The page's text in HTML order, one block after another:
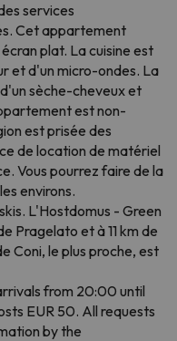
services
Cet appartement
plat. La cuisine est
et d'un micro-ondes. La
sèche-cheveux et
est non-
est prisée des
de location de matériel
Vous pourrez faire de la
environs.
L'Hostdomus - Green
Pragelato et à 11 km de
Coni, le plus proche, est
from 20:00 until
EUR 50. All requests
by the